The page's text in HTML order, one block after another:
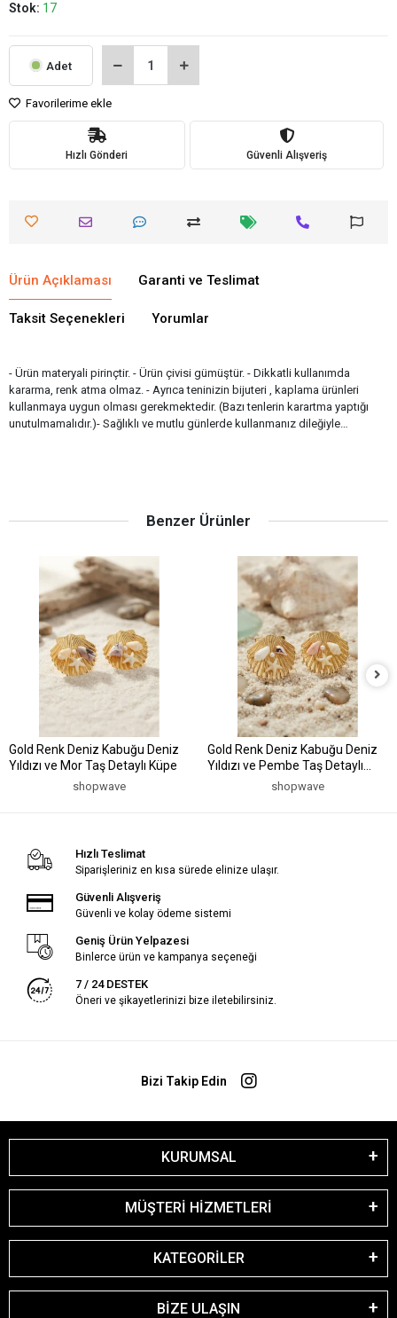
Stok: 17
Adet
Favorilerime ekle
Hızlı Gönderi Güvenli Alışveriş
Ürün Açıklaması Garanti ve Teslimat
Taksit Seçenekleri Yorumlar
- Ürün materyali pirinçtir. - Ürün çivisi gümüştür. - Dikkatli kullanımda
kararma, renk atma olmaz. - Ayrıca teninizin bijuteri , kaplama ürünleri
kullanmaya uygun olması gerekmektedir. (Bazı tenlerin karartma yaptığı
unutulmamalıdır.)- Sağlıklı ve mutlu günlerde kullanmanız dileğiyle…
Benzer Ürünler
Gold Renk Deniz Kabuğu Deniz
Yıldızı ve Mor Taş Detaylı Küpe
shopwave
Gold Renk Deniz Kabuğu Deniz
Yıldızı ve Pembe Taş Detaylı
shopwave
Hızlı Teslimat
Siparişleriniz en kısa sürede elinize ulaşır.
Güvenli Alışveriş
Güvenli ve kolay ödeme sistemi
Geniş Ürün Yelpazesi
Binlerce ürün ve kampanya seçeneği
7 / 24 DESTEK
Öneri ve şikayetlerinizi bize iletebilirsiniz.
Bizi Takip Edin
KURUMSAL
MÜŞTERİ HİZMETLERİ
KATEGORİLER
BİZE ULAŞIN